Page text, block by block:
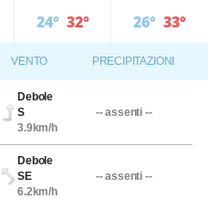
24° 32° 26° 33°
VENTO PRECIPITAZIONI
Debole
S
3.9km/h
-- assenti --
Debole
SE
6.2km/h
-- assenti --